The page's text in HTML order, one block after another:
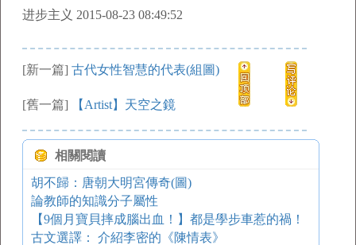
进步主义 2015-08-23 08:49:52
[新一篇] 古代女性智慧的代表(組圖)
[舊一篇] 【Artist】天空之鏡
相關閱讀
胡不歸：唐朝大明宮傳奇(圖)
論教師的知識分子屬性
【9個月寶貝摔成腦出血！】都是學步車惹的禍！
古文選譯： 介紹李密的《陳情表》